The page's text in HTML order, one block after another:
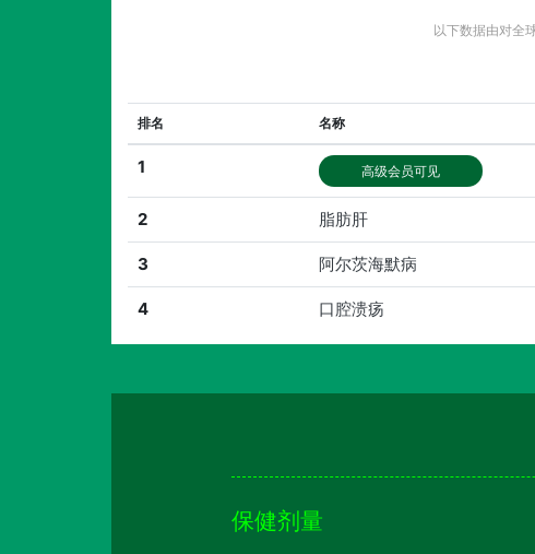
以下数据由对全
排名 名称
1 高级会员可见
2 脂肪肝
3 阿尔茨海默病
4 口腔溃疡
保健剂量